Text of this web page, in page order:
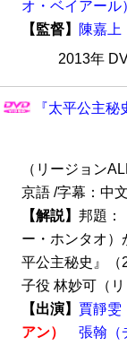
オ・ベイアール
【監督】
陳嘉上
2013年
『太平公主
（リージョン
京語 /字幕：中
【解説】 邦題：
ー・ホンタオ）
平公主秘史』（
子役 林妙可（
【出演】 賈靜雯
アン）
張翰（